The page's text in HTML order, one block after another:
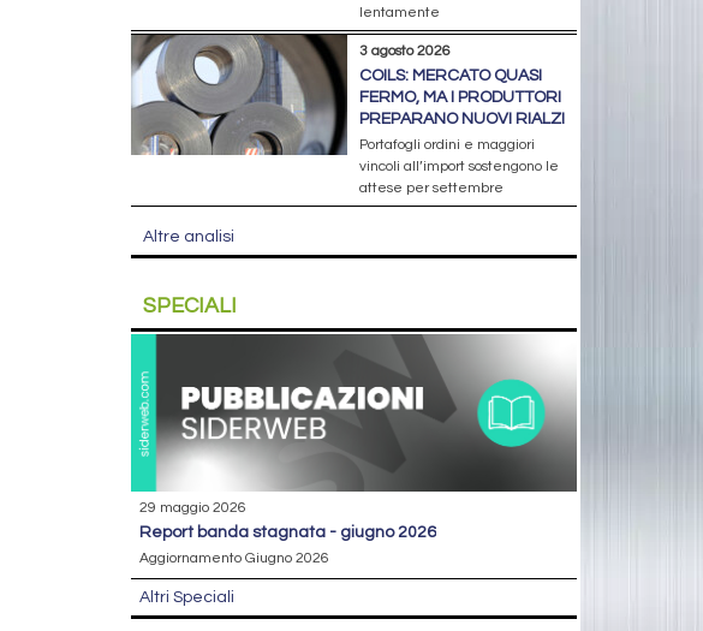
lentamente
3 agosto 2026
COILS: MERCATO QUASI
FERMO, MA I PRODUTTORI
PREPARANO NUOVI RIALZI
Portafogli ordini e maggiori
vincoli all’import sostengono le
attese per settembre
Altre analisi
SPECIALI
29 maggio 2026
report banda stagnata - giugno 2026
Aggiornamento Giugno 2026
Altri Speciali